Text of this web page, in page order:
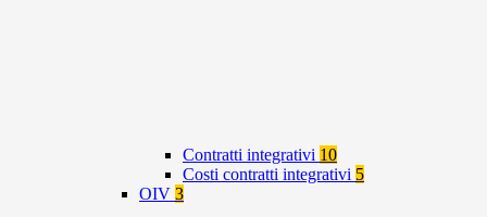
Contratti integrativi 10
Costi contratti integrativi 5
OIV 3